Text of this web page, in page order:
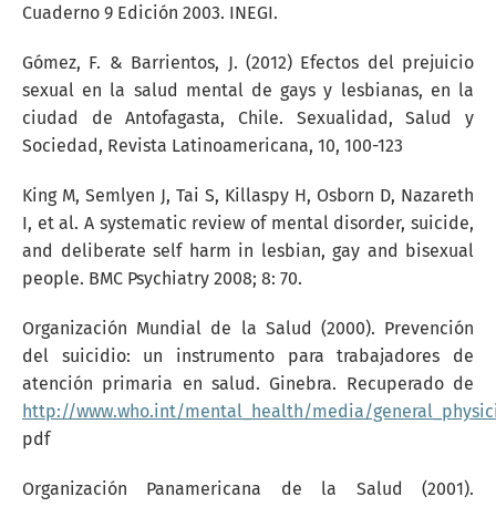
Cuaderno 9 Edición 2003. INEGI.
Gómez, F. & Barrientos, J. (2012) Efectos del prejuicio
sexual en la salud mental de gays y lesbianas, en la
ciudad de Antofagasta, Chile. Sexualidad, Salud y
Sociedad, Revista Latinoamericana, 10, 100-123
King M, Semlyen J, Tai S, Killaspy H, Osborn D, Nazareth
I, et al. A systematic review of mental disorder, suicide,
and deliberate self harm in lesbian, gay and bisexual
people. BMC Psychiatry 2008; 8: 70.
Organización Mundial de la Salud (2000). Prevención
del suicidio: un instrumento para trabajadores de
atención primaria en salud. Ginebra. Recuperado de
http://www.who.int/mental_health/media/
pdf
Organización Panamericana de la Salud (2001).